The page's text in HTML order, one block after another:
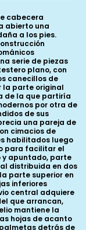
cabecera
abierto una
a los pies.
serie de piezas
plano, con
canecillos de
la parte original
de la que partiría
por otra de
de sus
una pareja de
cimacios de
habilitados luego
para facilitar el
y apuntado, parte
distribuida en dos
parte superior en
inferiores
central adquiere
que arrancan,
mantiene la
hojas de acanto
detrás de